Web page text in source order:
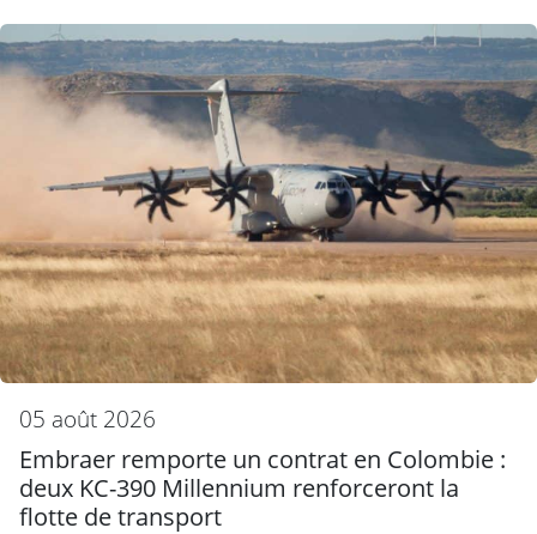
05 août 2026
Embraer remporte un contrat en Colombie :
deux KC-390 Millennium renforceront la
flotte de transport